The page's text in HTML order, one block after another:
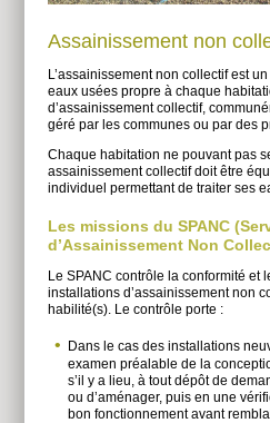
Assainissement non
L’assainissement non collectif est
eaux usées propre à chaque
d’assainissement collectif,
géré par les communes ou par des
Chaque habitation ne pouvant pas
assainissement collectif doit être
individuel permettant de traiter ses
Les missions du SPANC
d’Assainissement Non
Le SPANC contrôle la conformité et
installations d’assainissement non
habilité(s). Le contrôle porte :
Dans le cas des installations
examen préalable de la
s’il y a lieu, à tout dépôt de
ou d’aménager, puis en une
bon fonctionnement avant